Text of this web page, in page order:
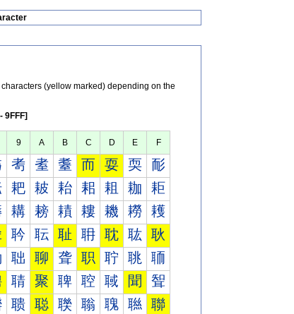
(yellow marked) depending on the
9FFF]
9 A B C D E F
耉 耊 耋 而 耍 耎 耏
耙 耚 耛 耜 耝 耞 耟
耩 耪 耫 耬 耭 耮 耯
耹 耺 耻 耼 耽 耾 耿
聉 聊 聋 职 聍 聎 聏
聙 聚 聛 聜 聝 聞 聟
聩 聪 聫 聬 聭 聮 聯